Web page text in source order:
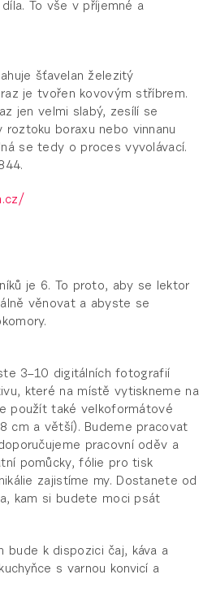
To vše v příjemné a
šťavelan železitý
je tvořen kovovým stříbrem.
jen velmi slabý, zesílí se
roztoku boraxu nebo vinnanu
se tedy o proces vyvolávací.
je 6. To proto, aby se lektor
věnovat a abyste se
3–10 digitálních fotografií
které na místě vytiskneme na
použít také velkoformátové
cm a větší). Budeme pracovat
pracovní oděv a
pomůcky, fólie pro tisk
zajistíme my. Dostanete od
kam si budete moci psát
bude k dispozici čaj, káva a
s varnou konvicí a